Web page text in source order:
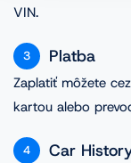
VIN.
3 Platba
Zaplatiť môžete
kartou alebo
4 Car